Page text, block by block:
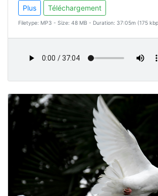
Plus Téléchargement
Filetype: MP3 - Size: 48 MB - Duration: 37:05m (175